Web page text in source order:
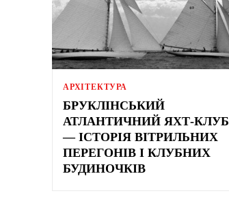
АРХІТЕКТУРА
БРУКЛІНСЬКИЙ
АТЛАНТИЧНИЙ ЯХТ-КЛУБ
— ІСТОРІЯ ВІТРИЛЬНИХ
ПЕРЕГОНІВ І КЛУБНИХ
БУДИНОЧКІВ